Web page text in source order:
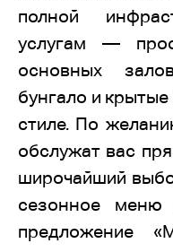
полной
услугам —
основных
бунгало и
стиле. По
обслужат вас
широчайший
сезонное меню
предложение